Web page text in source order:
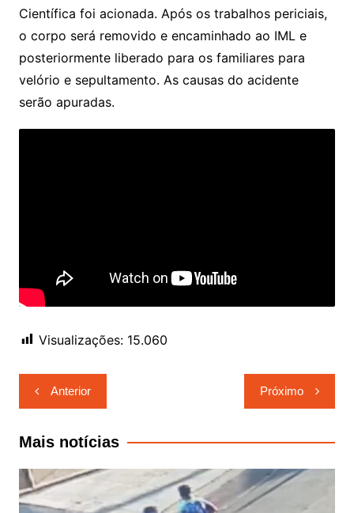
Científica foi acionada. Após os trabalhos periciais,
o corpo será removido e encaminhado ao IML e
posteriormente liberado para os familiares para
velório e sepultamento. As causas do acidente
serão apuradas.
Visualizações: 15.060
Navegação
de
Post
Anterior Próximo
Mais notícias